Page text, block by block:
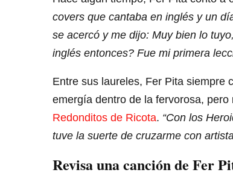
covers que cantaba en inglés y un
se acercó y me dijo: Muy bien lo
inglés entonces? Fue mi primera
Entre sus laureles, Fer Pita siempre
emergía dentro de la fervorosa,
Redonditos de Ricota. “Con los
tuve la suerte de cruzarme con
Revisa una canción de Fer